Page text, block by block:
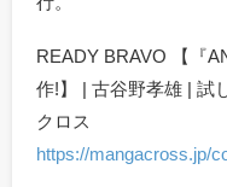
READY BRAVO 【『
作!】 | 古谷野孝雄 | 試
クロス
https://mangacross.jp/